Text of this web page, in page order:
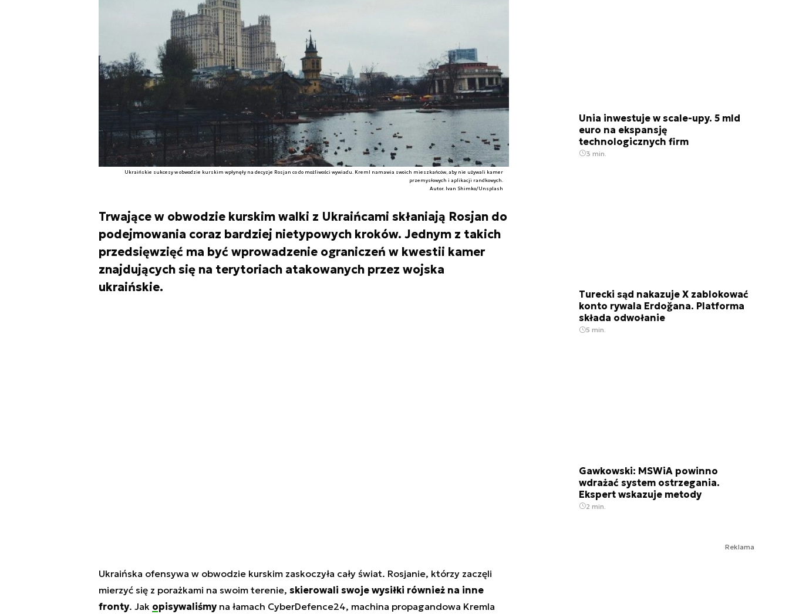
Ukraińskie sukcesy w obwodzie kurskim wpłynęły na decyzje Rosjan co do możliwości wywiadu. Kreml namawia swoich mieszkańców, aby nie używali kamer
przemysłowych i aplikacji randkowych.
Autor. Ivan Shimko/Unsplash
Trwające w obwodzie kurskim walki z Ukraińcami skłaniają Rosjan do
podejmowania coraz bardziej nietypowych kroków. Jednym z takich
przedsięwzięć ma być wprowadzenie ograniczeń w kwestii kamer
znajdujących się na terytoriach atakowanych przez wojska
ukraińskie.
Ukraińska ofensywa w obwodzie kurskim zaskoczyła cały świat. Rosjanie, którzy zaczęli
mierzyć się z porażkami na swoim terenie, skierowali swoje wysiłki również na inne
fronty. Jak opisywaliśmyna łamach CyberDefence24, machina propagandowa Kremla
Unia inwestuje w scale-upy. 5 mld
euro na ekspansję
technologicznych firm
3 min.
Turecki sąd nakazuje X zablokować
konto rywala Erdoğana. Platforma
składa odwołanie
5 min.
Gawkowski: MSWiA powinno
wdrażać system ostrzegania.
Ekspert wskazuje metody
2 min.
Reklama